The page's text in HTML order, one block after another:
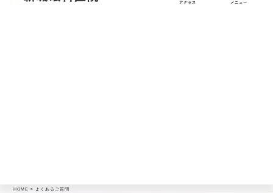
アクセス メニュー
HOME > よくあるご質問